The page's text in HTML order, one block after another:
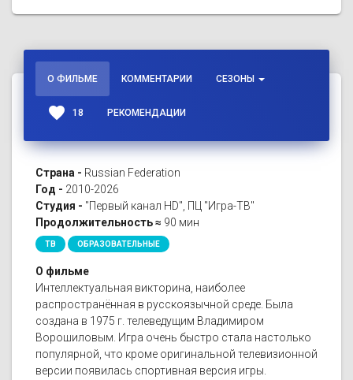
О ФИЛЬМЕ КОММЕНТАРИИ СЕЗОНЫ
favorite 18 РЕКОМЕНДАЦИИ
Страна - Russian Federation
Год - 2010-2026
Студия - "Первый канал HD", ПЦ "Игра-ТВ"
Продолжительность ≈ 90 мин
ТВ ОБРАЗОВАТЕЛЬНЫЕ
О фильме
Интеллектуальная викторина, наиболее
распространённая в русскоязычной среде. Была
создана в 1975 г. телеведущим Владимиром
Ворошиловым. Игра очень быстро стала настолько
популярной, что кроме оригинальной телевизионной
версии появилась спортивная версия игры.